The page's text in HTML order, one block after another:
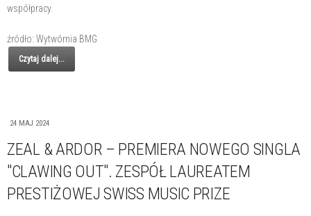
współpracy.
źródło: Wytwórnia BMG
Czytaj dalej...
24 MAJ 2024
ZEAL & ARDOR – PREMIERA NOWEGO SINGLA
"CLAWING OUT". ZESPÓŁ LAUREATEM
PRESTIŻOWEJ SWISS MUSIC PRIZE